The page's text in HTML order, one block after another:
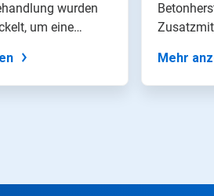
wurden
um eine
Mehr